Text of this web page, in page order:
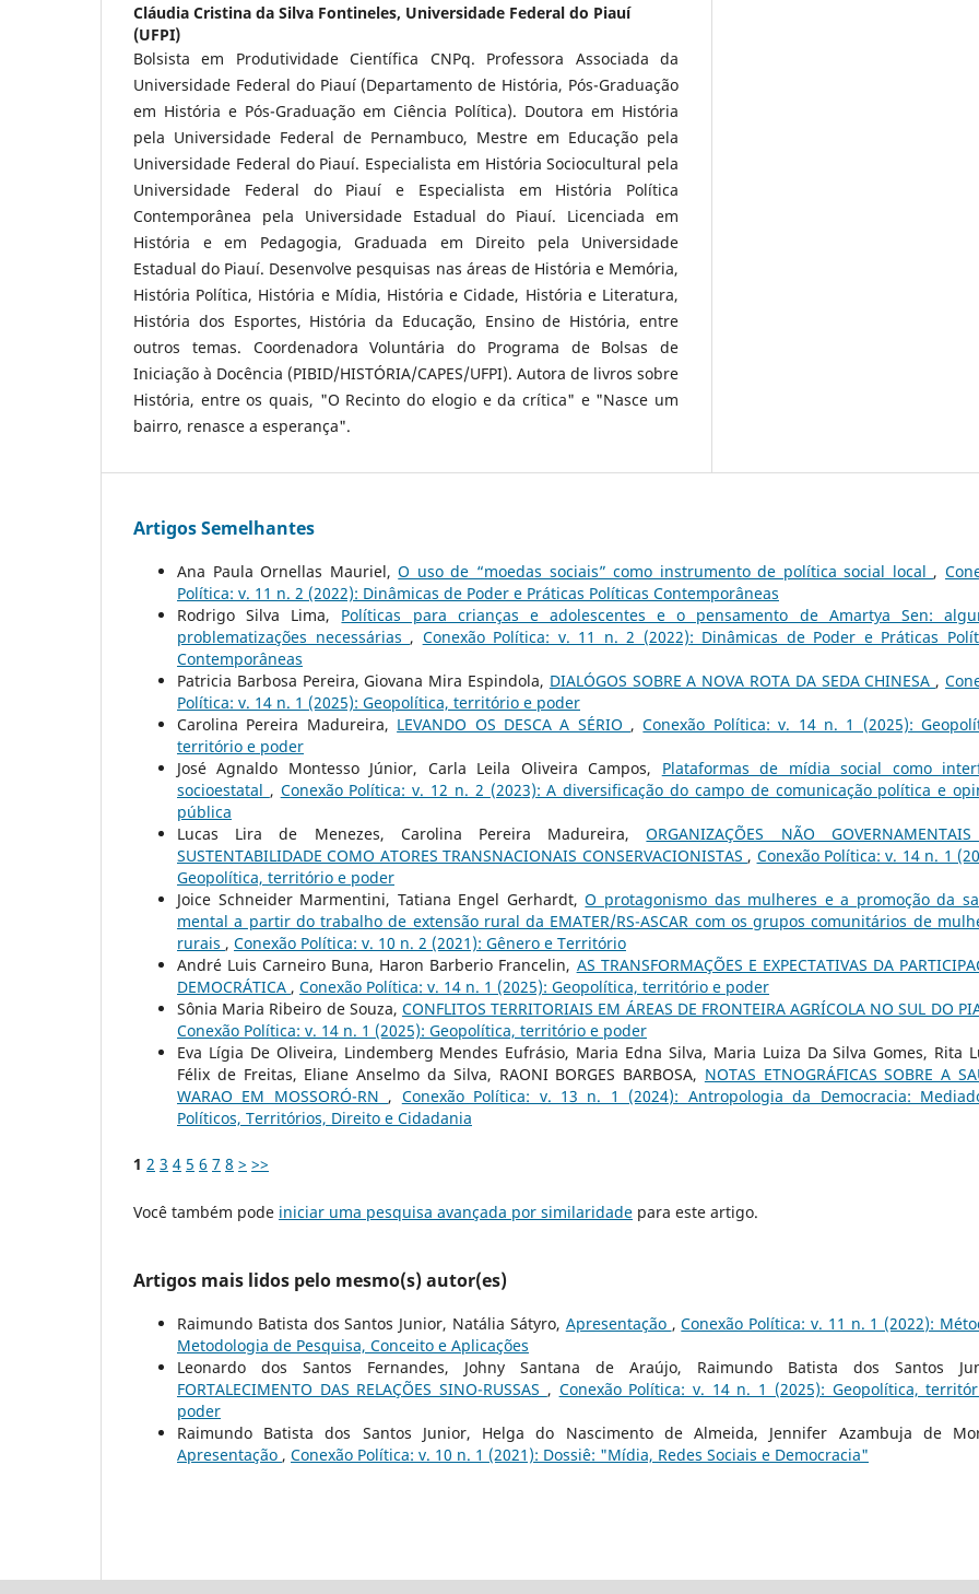
Cláudia Cristina da Silva Fontineles, Universidade Federal do Piauí
(UFPI)
Bolsista em Produtividade Científica CNPq. Professora Associada da
Universidade Federal do Piauí (Departamento de História, Pós-Graduação
em História e Pós-Graduação em Ciência Política). Doutora em História
pela Universidade Federal de Pernambuco, Mestre em Educação pela
Universidade Federal do Piauí. Especialista em História Sociocultural pela
Universidade Federal do Piauí e Especialista em História Política
Contemporânea pela Universidade Estadual do Piauí. Licenciada em
História e em Pedagogia, Graduada em Direito pela Universidade
Estadual do Piauí. Desenvolve pesquisas nas áreas de História e Memória,
História Política, História e Mídia, História e Cidade, História e Literatura,
História dos Esportes, História da Educação, Ensino de História, entre
outros temas. Coordenadora Voluntária do Programa de Bolsas de
Iniciação à Docência (PIBID/HISTÓRIA/CAPES/UFPI). Autora de livros sobre
História, entre os quais, "O Recinto do elogio e da crítica" e "Nasce um
bairro, renasce a esperança".
Artigos Semelhantes
Ana Paula Ornellas Mauriel,O uso de “moedas sociais” como instrumento de política social local ,
Política: v. 11 n. 2 (2022): Dinâmicas de Poder e Práticas Políticas Contemporâneas
Rodrigo Silva Lima, Políticas para crianças e adolescentes e o pensamento de Amartya Sen:
problematizações necessárias , Conexão Política: v. 11 n. 2 (2022): Dinâmicas de Poder e Práticas
Contemporâneas
Patricia Barbosa Pereira, Giovana Mira Espindola, DIALÓGOS SOBRE A NOVA ROTA DA SEDA CHINESA ,
Política: v. 14 n. 1 (2025): Geopolítica, território e poder
Carolina Pereira Madureira, LEVANDO OS DESCA A SÉRIO ,Conexão Política: v. 14 n. 1 (2025):
território e poder
José Agnaldo Montesso Júnior, Carla Leila Oliveira Campos, Plataformas de mídia social como
socioestatal , Conexão Política: v. 12 n. 2 (2023): A diversificação do campo de comunicação política e
pública
Lucas Lira de Menezes, Carolina Pereira Madureira,ORGANIZAÇÕES NÃO
SUSTENTABILIDADE COMO ATORES TRANSNACIONAIS CONSERVACIONISTAS , Conexão Política: v. 14 n. 1
Geopolítica, território e poder
Joice Schneider Marmentini, Tatiana Engel Gerhardt,O protagonismo das mulheres e a promoção da
mental a partir do trabalho de extensão rural da EMATER/RS-ASCAR com os grupos comunitários de
rurais , Conexão Política: v. 10 n. 2 (2021): Gênero e Território
André Luis Carneiro Buna, Haron Barberio Francelin, AS TRANSFORMAÇÕES E EXPECTATIVAS DA
DEMOCRÁTICA , Conexão Política: v. 14 n. 1 (2025): Geopolítica, território e poder
Sônia Maria Ribeiro de Souza, CONFLITOS TERRITORIAIS EM ÁREAS DE FRONTEIRA AGRÍCOLA NO SUL DO
Conexão Política: v. 14 n. 1 (2025): Geopolítica, território e poder
Eva Lígia De Oliveira, Lindemberg Mendes Eufrásio, Maria Edna Silva, Maria Luiza Da Silva Gomes, Rita
Félix de Freitas, Eliane Anselmo da Silva, RAONI BORGES BARBOSA, NOTAS ETNOGRÁFICAS SOBRE A
WARAO EM MOSSORÓ-RN , Conexão Política: v. 13 n. 1 (2024): Antropologia da Democracia:
Políticos, Territórios, Direito e Cidadania
1 2 3 4 5 6 7 8 > >>
Você também pode iniciar uma pesquisa avançada por similaridade para este artigo.
Artigos mais lidos pelo mesmo(s) autor(es)
Raimundo Batista dos Santos Junior, Natália Sátyro, Apresentação ,Conexão Política: v. 11 n. 1 (2022):
Metodologia de Pesquisa, Conceito e Aplicações
Leonardo dos Santos Fernandes, Johny Santana de Araújo, Raimundo Batista dos Santos
FORTALECIMENTO DAS RELAÇÕES SINO-RUSSAS , Conexão Política: v. 14 n. 1 (2025): Geopolítica,
poder
Raimundo Batista dos Santos Junior, Helga do Nascimento de Almeida, Jennifer Azambuja de
Apresentação , Conexão Política: v. 10 n. 1 (2021): Dossiê: "Mídia, Redes Sociais e Democracia"